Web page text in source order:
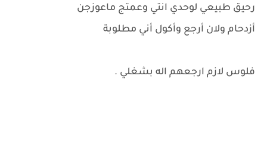
رحيق طبيعي لوحدي انتي وعمتج ماعوزجن
أزدحام ولان أرجع وأكول أني مطلوبة
فلوس لازم ارجعهم اله بشغلي .